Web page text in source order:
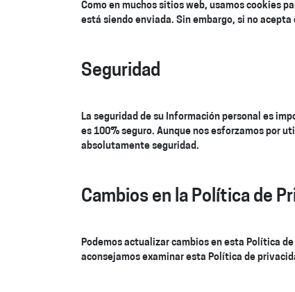
Como en muchos sitios web, usamos cookies
está siendo enviada. Sin embargo, si no
Seguridad
La seguridad de su Información personal es
es 100% seguro. Aunque nos esforzamos por
absolutamente seguridad.
Cambios en la Política de
Podemos actualizar cambios en esta Política
aconsejamos examinar esta Política de